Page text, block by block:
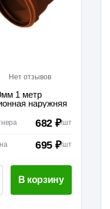
Нет отзывов
1 метр
наружняя
682 ₽/шт
695 ₽/шт
В корзину